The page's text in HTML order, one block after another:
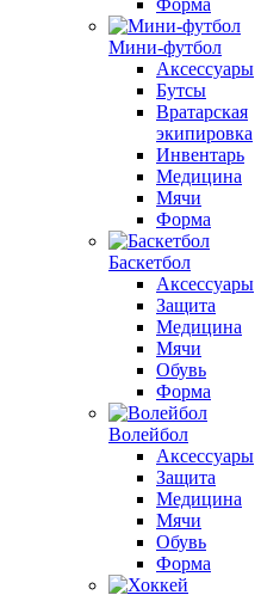
Форма
Мини-футбол
Аксессуары
Бутсы
Вратарская
экипировка
Инвентарь
Медицина
Мячи
Форма
Баскетбол
Аксессуары
Защита
Медицина
Мячи
Обувь
Форма
Волейбол
Аксессуары
Защита
Медицина
Мячи
Обувь
Форма